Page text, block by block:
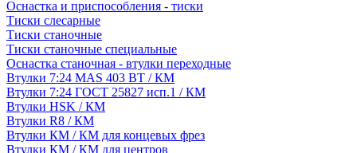
Оснастка и приспособления - тиски
Тиски слесарные
Тиски станочные
Тиски станочные специальные
Оснастка станочная - втулки переходные
Втулки 7:24 MAS 403 BT / КМ
Втулки 7:24 ГОСТ 25827 исп.1 / КМ
Втулки HSK / КМ
Втулки R8 / КМ
Втулки КМ / КМ для концевых фрез
Втулки КМ / КМ для центров